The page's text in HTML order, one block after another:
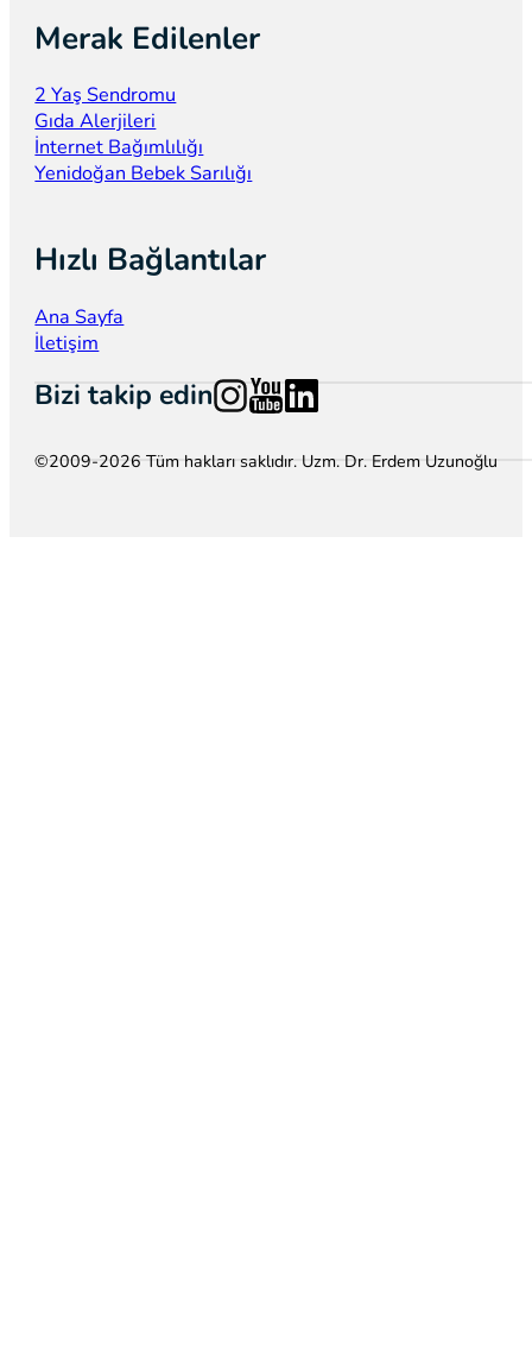
Merak Edilenler
2 Yaş Sendromu
Gıda Alerjileri
İnternet Bağımlılığı
Yenidoğan Bebek Sarılığı
Hızlı Bağlantılar
Ana Sayfa
İletişim
Bizi takip edinFollow us on Instagram
Follow us on YouTube
Follow us on LinkedIn
©2009-2026 Tüm hakları saklıdır. Uzm. Dr. Erdem Uzunoğlu